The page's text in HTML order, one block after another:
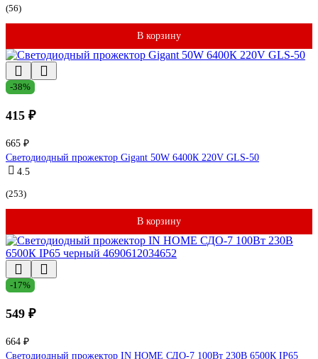
(56)
В корзину
-38%
415 ₽
665 ₽
Светодиодный прожектор Gigant 50W 6400К 220V GLS-50
4.5
(253)
В корзину
-17%
549 ₽
664 ₽
Светодиодный прожектор IN HOME СДО-7 100Вт 230В 6500К IP65